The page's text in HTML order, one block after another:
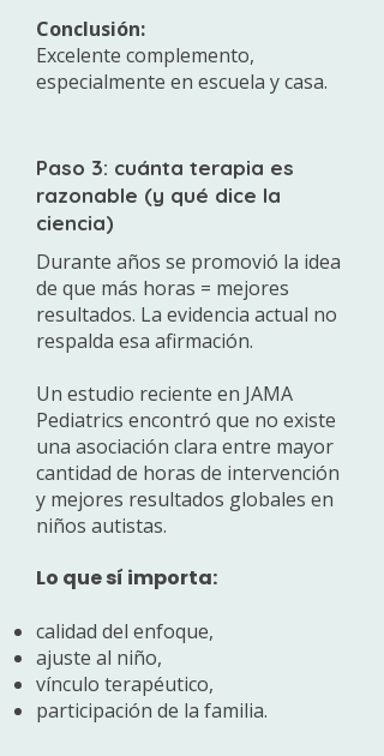
Conclusión:
Excelente complemento,
especialmente en escuela y casa.
Paso 3: cuánta terapia es
razonable (y qué dice la
ciencia)
Durante años se promovió la idea
de que más horas = mejores
resultados. La evidencia actual no
respalda esa afirmación.
Un estudio reciente en JAMA
Pediatrics encontró que no existe
una asociación clara entre mayor
cantidad de horas de intervención
y mejores resultados globales en
niños autistas.
Lo que sí importa:
calidad del enfoque,
ajuste al niño,
vínculo terapéutico,
participación de la familia.